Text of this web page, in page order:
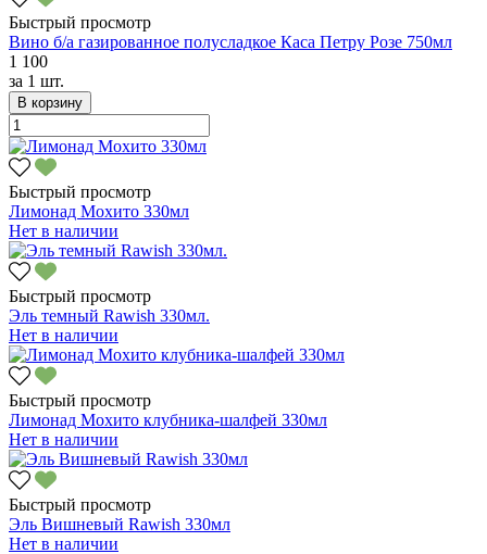
Быстрый просмотр
Вино б/а газированное полусладкое Каса Петру Розе 750мл
1 100
за 1 шт.
В корзину
Быстрый просмотр
Лимонад Мохито 330мл
Нет в наличии
Быстрый просмотр
Эль темный Rawish 330мл.
Нет в наличии
Быстрый просмотр
Лимонад Мохито клубника-шалфей 330мл
Нет в наличии
Быстрый просмотр
Эль Вишневый Rawish 330мл
Нет в наличии